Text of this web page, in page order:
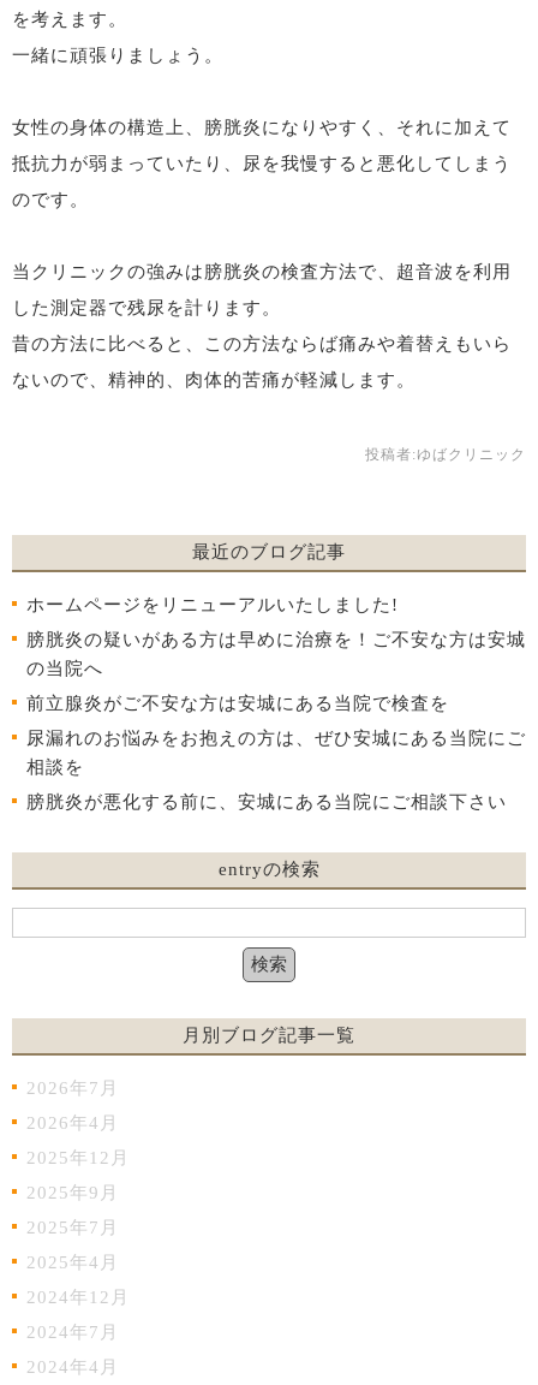
を考えます。
一緒に頑張りましょう。
女性の身体の構造上、膀胱炎になりやすく、それに加えて
抵抗力が弱まっていたり、尿を我慢すると悪化してしまう
のです。
当クリニックの強みは膀胱炎の検査方法で、超音波を利用
した測定器で残尿を計ります。
昔の方法に比べると、この方法ならば痛みや着替えもいら
ないので、精神的、肉体的苦痛が軽減します。
投稿者: ゆばクリニック
最近のブログ記事
ホームページをリニューアルいたしました!
膀胱炎の疑いがある方は早めに治療を！ご不安な方は安城
の当院へ
前立腺炎がご不安な方は安城にある当院で検査を
尿漏れのお悩みをお抱えの方は、ぜひ安城にある当院にご
相談を
膀胱炎が悪化する前に、安城にある当院にご相談下さい
entryの検索
月別ブログ記事一覧
2026年7月
2026年4月
2025年12月
2025年9月
2025年7月
2025年4月
2024年12月
2024年7月
2024年4月